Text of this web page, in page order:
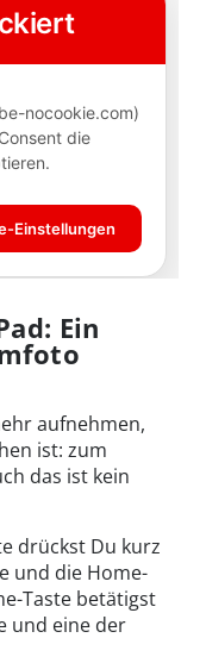
Ein
aufnehmen,
ist: zum
das ist kein
drückst Du kurz
und die Home-
Taste betätigst
und eine der